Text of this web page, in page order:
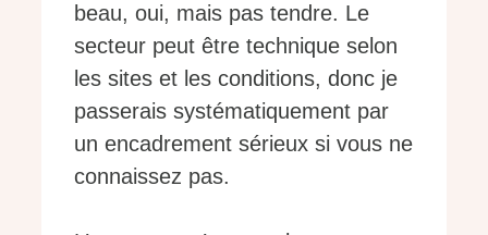
beau, oui, mais pas tendre. Le
secteur peut être technique selon
les sites et les conditions, donc je
passerais systématiquement par
un encadrement sérieux si vous ne
connaissez pas.